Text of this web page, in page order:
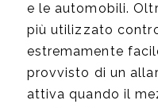
e le automobili.
più utilizzato
estremamente
provvisto di un
attiva quando il